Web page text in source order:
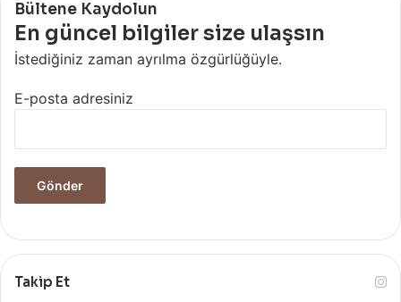
Bültene Kaydolun
En güncel bilgiler size ulaşsın
İstediğiniz zaman ayrılma özgürlüğüyle.
E-posta adresiniz
Takip Et